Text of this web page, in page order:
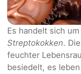
Es handelt sich
Streptokokken.
feuchter
besiedelt, es